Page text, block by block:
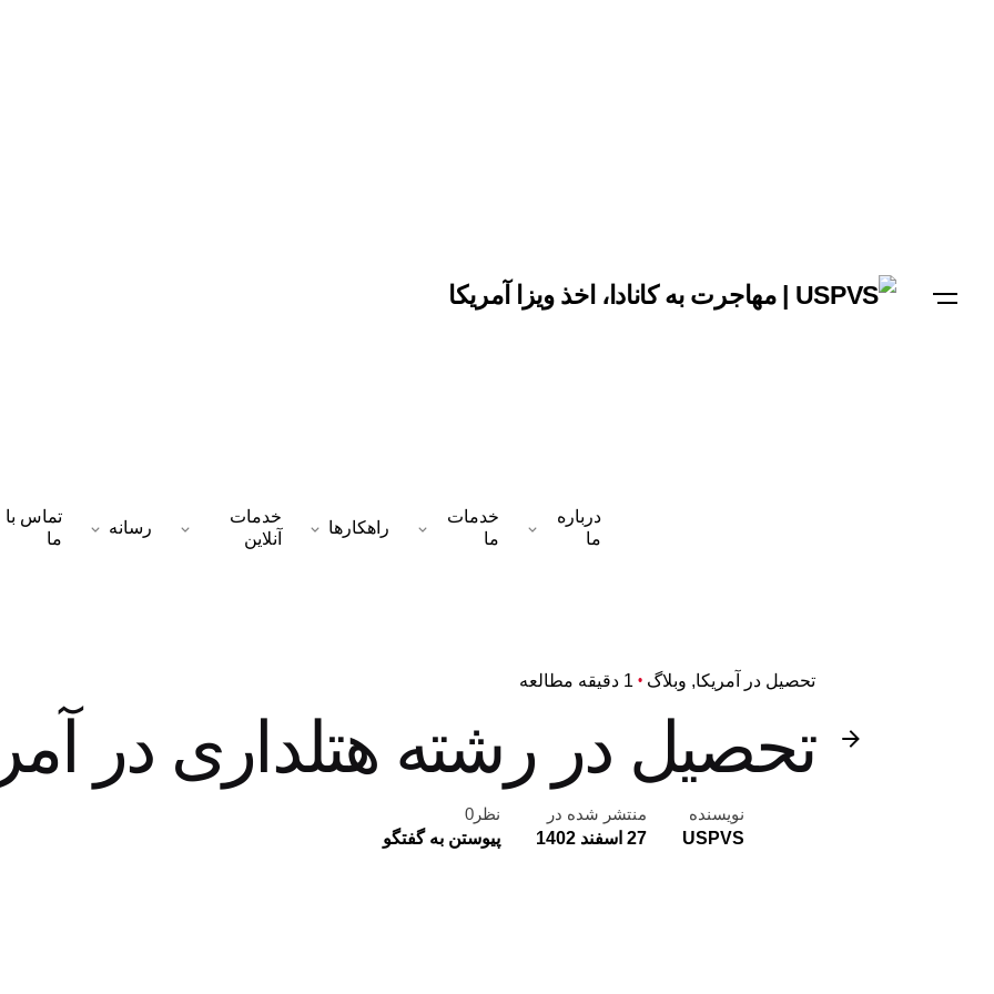
درباره
ما
خدمات
ما
راهکارها
خدمات
آنلاین
رسانه
تماس با
ما
تحصیل در آمریکا وبلاگ 1 دقیقه مطالعه
تحصیل در رشته هتلداری در
نویسنده
USPVS
منتشر شده در
27 اسفند 1402
نظر0
پیوستن به گفتگو